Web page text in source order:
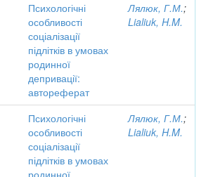
Психологічні
особливості
соціалізації
підлітків в умовах
родинної
депривації:
автореферат
Лялюк, Г.М.;
Lialiuk, H.M.
Психологічні
особливості
соціалізації
підлітків в умовах
родинної
Лялюк, Г.М.;
Lialiuk, H.M.